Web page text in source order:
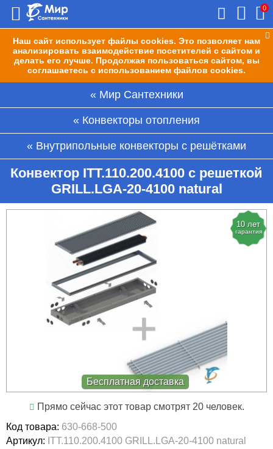
Наш сайт использует файлы cookies. Это позволяет нам
анализировать взаимодействие посетителей с сайтом и
делать его лучше. Продолжая пользоваться сайтом, вы
соглашаетесь с использованием файлов cookies.
0
Мир Сантехники
Конвекторы отопления
Внутрипольные конвекторы с решётками
Конвектор ITT.110.200.4100 с решеткой
GRILL.LGA-20-4100 natural
10 лет
гарантия
Бесплатная доставка
Прямо сейчас этот товар смотрят 20 человек.
Код товара: 630-668-500
Артикул: ITT.110.200.4100 GRILL.LGA-20-4100 natural